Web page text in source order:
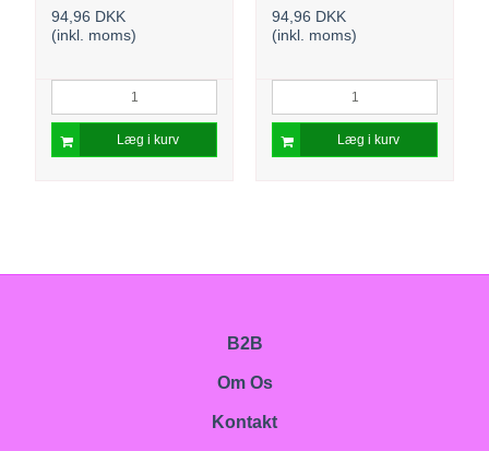
94,96 DKK
(inkl. moms)
Læg i kurv
94,96 DKK
(inkl. moms)
Læg i kurv
B2B
Om Os
Kontakt